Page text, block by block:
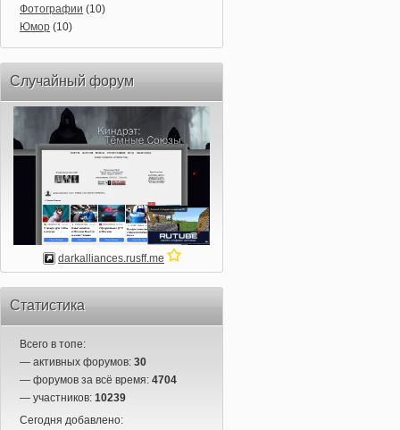
Фотографии (10)
Юмор (10)
Случайный форум
darkalliances.rusff.me
Статистика
Всего в топе:
— активных форумов: 30
— форумов за всё время: 4704
— участников: 10239
Сегодня добавлено: